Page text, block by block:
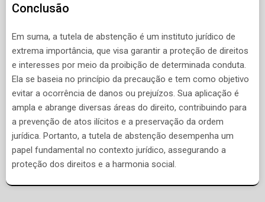
Conclusão
Em suma, a tutela de abstenção é um instituto jurídico de
extrema importância, que visa garantir a proteção de direitos
e interesses por meio da proibição de determinada conduta.
Ela se baseia no princípio da precaução e tem como objetivo
evitar a ocorrência de danos ou prejuízos. Sua aplicação é
ampla e abrange diversas áreas do direito, contribuindo para
a prevenção de atos ilícitos e a preservação da ordem
jurídica. Portanto, a tutela de abstenção desempenha um
papel fundamental no contexto jurídico, assegurando a
proteção dos direitos e a harmonia social.